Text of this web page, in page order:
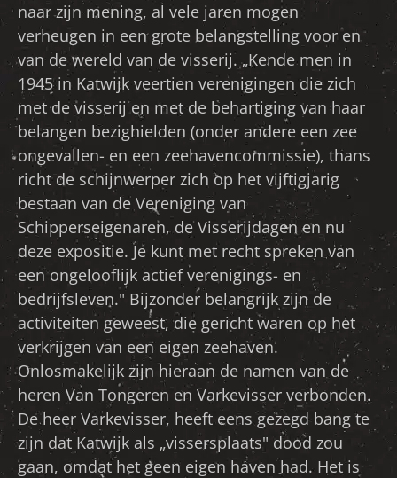
naar zijn mening, al vele jaren mogen
verheugen in een grote belangstelling voor en
van de wereld van de visserij. „Kende men in
1945 in Katwijk veertien verenigingen die zich
met de visserij en met de behartiging van haar
belangen bezighielden (onder andere een zee
ongevallen- en een zeehavencommissie), thans
richt de schijnwerper zich op het vijftigjarig
bestaan van de Vereniging van
Schipperseigenaren, de Visserijdagen en nu
deze expositie. Je kunt met recht spreken van
een ongelooflijk actief verenigings- en
bedrijfsleven." Bijzonder belangrijk zijn de
activiteiten geweest, die gericht waren op het
verkrijgen van een eigen zeehaven.
Onlosmakelijk zijn hieraan de namen van de
heren Van Tongeren en Varkevisser verbonden.
De heer Varkevisser, heeft eens gezegd bang te
zijn dat Katwijk als „vissersplaats" dood zou
gaan, omdat het geen eigen haven had. Het is